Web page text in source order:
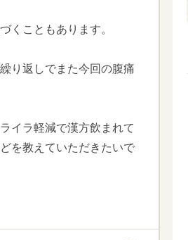
くこともあります。
り返しでまた今回の腹痛
イラ軽減で漢方飲まれて
を教えていただきたいで